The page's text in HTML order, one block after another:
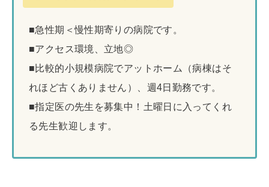
■急性期＜慢性期寄りの病院です。
■アクセス環境、立地◎
■比較的小規模病院でアットホーム（病棟はそ
れほど古くありません）、週4日勤務です。
■指定医の先生を募集中！土曜日に入ってくれ
る先生歓迎します。